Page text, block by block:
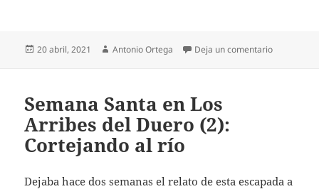
Publicado
20 abril, 2021 Autor
Antonio Ortega Deja un comentarioen
Semana Santa en Los
Arribes del Duero (2):
Cortejando al río
Dejaba hace dos semanas el relato de esta escapada a